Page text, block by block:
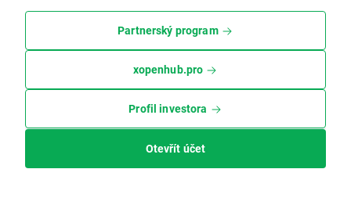
Partnerský program
xopenhub.pro
Profil investora
Otevřít účet